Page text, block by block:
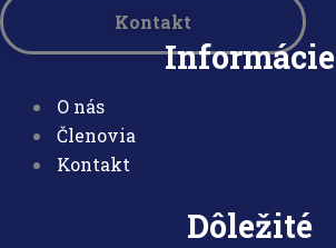
Kontakt
Informácie
O nás
Členovia
Kontakt
Dôležité